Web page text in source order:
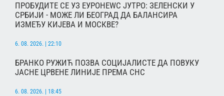
ПРОБУДИТЕ СЕ УЗ ЕУРОНЕWС ЈУТРО: ЗЕЛЕНСКИ У
СРБИЈИ - МОЖЕ ЛИ БЕОГРАД ДА БАЛАНСИРА
ИЗМЕЂУ КИЈЕВА И МОСКВЕ?
6. 08. 2026. | 22:10
БРАНКО РУЖИЋ ПОЗВА СОЦИЈАЛИСТЕ ДА ПОВУКУ
ЈАСНЕ ЦРВЕНЕ ЛИНИЈЕ ПРЕМА СНС
6. 08. 2026. | 18:45